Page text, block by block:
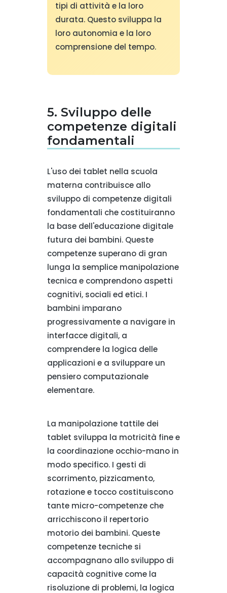
tipi di attività e la loro
durata. Questo sviluppa la
loro autonomia e la loro
comprensione del tempo.
5. Sviluppo delle
competenze digitali
fondamentali
L'uso dei tablet nella scuola
materna contribuisce allo
sviluppo di competenze digitali
fondamentali che costituiranno
la base dell'educazione digitale
futura dei bambini. Queste
competenze superano di gran
lunga la semplice manipolazione
tecnica e comprendono aspetti
cognitivi, sociali ed etici. I
bambini imparano
progressivamente a navigare in
interfacce digitali, a
comprendere la logica delle
applicazioni e a sviluppare un
pensiero computazionale
elementare.
La manipolazione tattile dei
tablet sviluppa la motricità fine e
la coordinazione occhio-mano in
modo specifico. I gesti di
scorrimento, pizzicamento,
rotazione e tocco costituiscono
tante micro-competenze che
arricchiscono il repertorio
motorio dei bambini. Queste
competenze tecniche si
accompagnano allo sviluppo di
capacità cognitive come la
risoluzione di problemi, la logica